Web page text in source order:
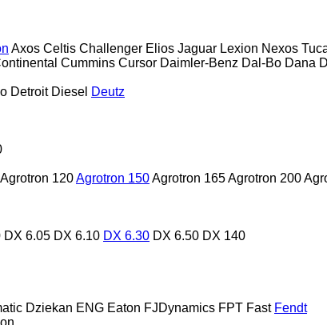
Axos Celtis Challenger Elios Jaguar Lexion Nexos
Cummins Cursor Daimler-Benz Dal-Bo Dana
Detroit Diesel Deutz
Agrotron 120Agrotron 150Agrotron 165Agrotron 200
DX 6.05 DX 6.10 DX 6.30 DX 6.50 DX 140
Dziekan ENG Eaton FJDynamics FPT Fast Fendt